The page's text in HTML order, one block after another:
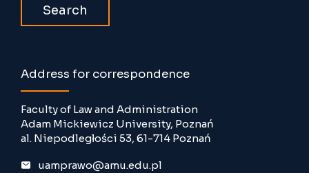
Address for correspondence
Faculty of Law and Administration
Adam Mickiewicz University, Poznań
al. Niepodległości 53, 61-714 Poznań
uamprawo@amu.edu.pl